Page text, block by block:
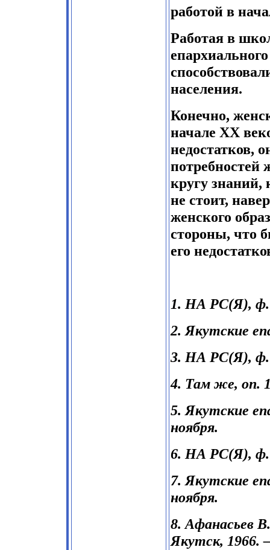
работой в
Работая в
населения.
Конечно,
начале XX
недостатков,
кругу знаний,
не стоит,
женского
стороны, что
его
1. НА РС(Я), ф.
2. Якутские
3. НА РС(Я), ф.
4. Там же, оп.
5. Якутские
ноября.
6. НА РС(Я), ф.
7. Якутские
ноября.
8. Афанасьев
Якутск, 1966.